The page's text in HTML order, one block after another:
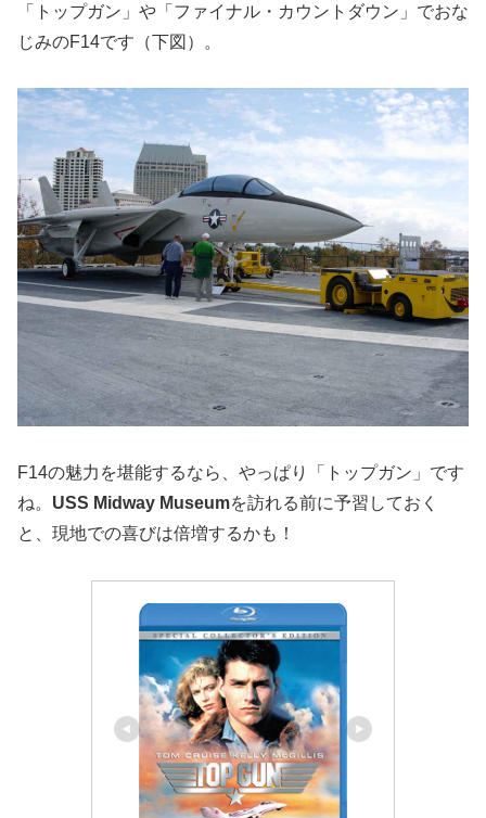
「トップガン」や「ファイナル・カウントダウン」でおな
じみのF14です（下図）。
F14の魅力を堪能するなら、やっぱり「トップガン」です
ね。 USS Midway Museumを訪れる前に予習しておく
と、現地での喜びは倍増するかも！